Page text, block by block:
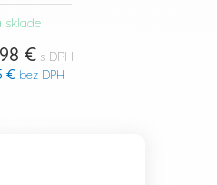
sklade
€s DPH
€bez DPH